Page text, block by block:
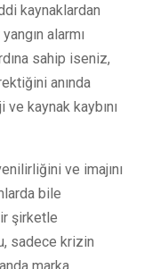
kaynaklardan
alarmı
sahip iseniz,
anında
kaynak kaybını
ve imajını
bile
şirketle
sadece krizin
marka